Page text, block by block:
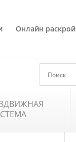
Онлайн раскрой